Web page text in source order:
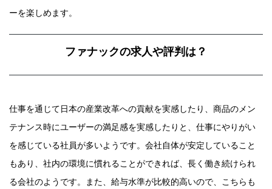
ーを楽しめます。
ファナックの求人や評判は？
仕事を通じて日本の産業改革への貢献を実感したり、商品のメン
テナンス時にユーザーの満足感を実感したりと、仕事にやりがい
を感じている社員が多いようです。会社自体が安定していること
もあり、社内の環境に慣れることができれば、長く働き続けられ
る会社のようです。また、給与水準が比較的高いので、こちらも